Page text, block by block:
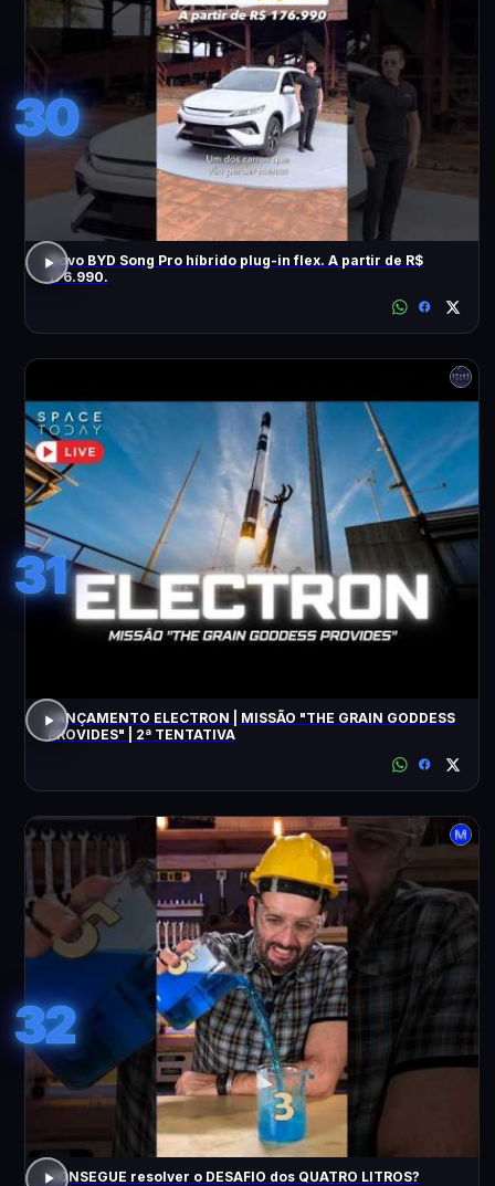
30
Novo BYD Song Pro híbrido plug-in flex. A partir de R$
176.990.
31
LANÇAMENTO ELECTRON | MISSÃO "THE GRAIN GODDESS
PROVIDES" | 2ª TENTATIVA
32
CONSEGUE resolver o DESAFIO dos QUATRO LITROS?